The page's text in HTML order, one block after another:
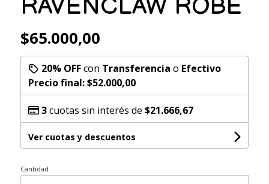
RAVENCLAW ROBE
$65.000,00
20% OFFcon Transferencia o Efectivo
Precio final:$52.000,00
3cuotas sin interés de $21.666,67
Ver cuotas y descuentos
Cantidad